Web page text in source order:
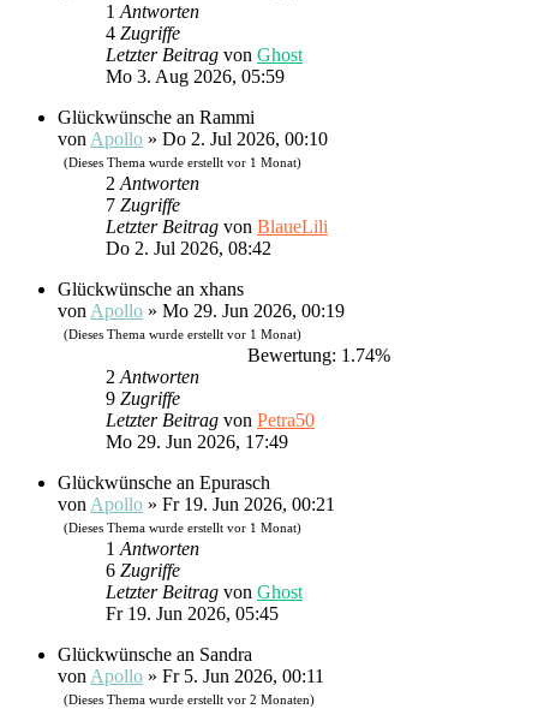
1 Antworten
4 Zugriffe
Letzter Beitrag von Ghost
Mo 3. Aug 2026, 05:59
Glückwünsche an Rammi
von Apollo » Do 2. Jul 2026, 00:10
(Dieses Thema wurde erstellt vor 1 Monat)
2 Antworten
7 Zugriffe
Letzter Beitrag von BlaueLili
Do 2. Jul 2026, 08:42
Glückwünsche an xhans
von Apollo » Mo 29. Jun 2026, 00:19
(Dieses Thema wurde erstellt vor 1 Monat)
Bewertung: 1.74%
2 Antworten
9 Zugriffe
Letzter Beitrag von Petra50
Mo 29. Jun 2026, 17:49
Glückwünsche an Epurasch
von Apollo » Fr 19. Jun 2026, 00:21
(Dieses Thema wurde erstellt vor 1 Monat)
1 Antworten
6 Zugriffe
Letzter Beitrag von Ghost
Fr 19. Jun 2026, 05:45
Glückwünsche an Sandra
von Apollo » Fr 5. Jun 2026, 00:11
(Dieses Thema wurde erstellt vor 2 Monaten)